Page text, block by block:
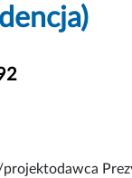
projektodawca